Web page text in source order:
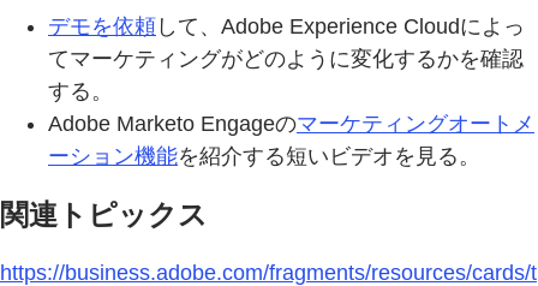
デモを依頼 して、Adobe Experience Cloudによっ
てマーケティングがどのように変化するかを確認
する。
Adobe Marketo Engageのマーケティングオートメ
ーション機能を紹介する短いビデオを見る。
関連トピックス
https://business.adobe.com/fragments/resources/cards/t